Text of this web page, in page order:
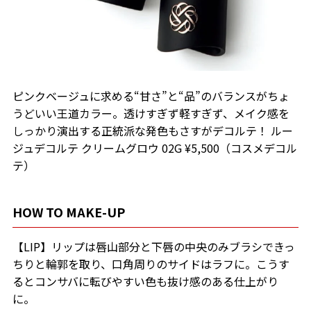
ピンクベージュに求める“甘さ”と“品”のバランスがちょ
うどいい王道カラー。透けすぎず軽すぎず、メイク感を
しっかり演出する正統派な発色もさすがデコルテ！ ルー
ジュデコルテ クリームグロウ 02G ¥5,500（コスメデコル
テ）
HOW TO MAKE-UP
【LIP】リップは唇山部分と下唇の中央のみブラシできっ
ちりと輪郭を取り、口角周りのサイドはラフに。こうす
るとコンサバに転びやすい色も抜け感のある仕上がり
に。